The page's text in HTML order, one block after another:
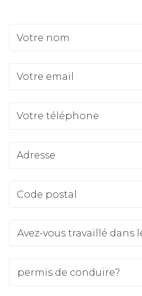
Avez-vous travaillé dans le
Avez-vous travaillé dans
permis de conduire?
permis de conduire?